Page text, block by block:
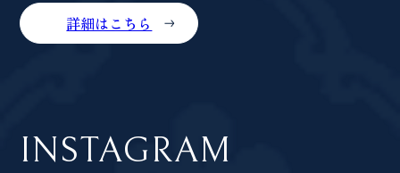
詳細はこちら
INSTAGRAM